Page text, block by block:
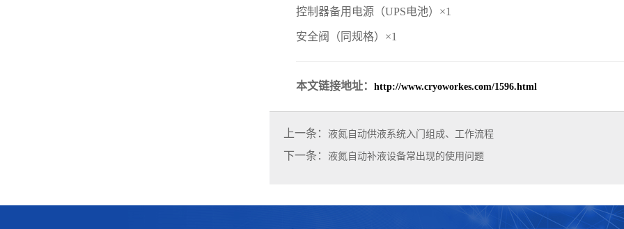
控制器备用电源（UPS电池）×1
安全阀（同规格）×1
本文链接地址： http://www.cryoworkes.com/1596.html
上一条： 液氮自动供液系统入门组成、工作流程
下一条： 液氮自动补液设备常出现的使用问题